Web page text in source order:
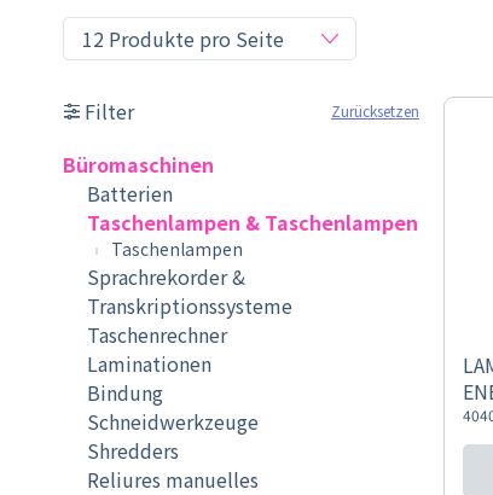
Filter Zurücksetzen
Büromaschinen
Batterien
Taschenlampen & Taschenlampen
Taschenlampen
Sprachrekorder &
Transkriptionssysteme
Taschenrechner
Laminationen
Bindung
Schneidwerkzeuge
Shredders
Reliures manuelles